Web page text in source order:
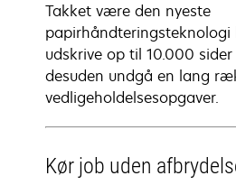
Takket være den nyeste
papirhåndteringsteknologi
udskrive op til 10.000
desuden undgå en lang
vedligeholdelsesopgaver.
Kør job uden